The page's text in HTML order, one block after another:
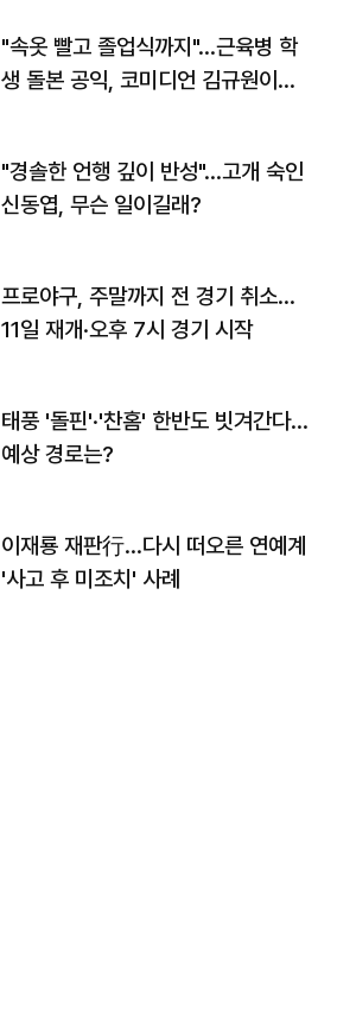
"속옷 빨고 졸업식까지"…근육병 학
생 돌본 공익, 코미디언 김규원이었
"경솔한 언행 깊이 반성"…고개 숙인
신동엽, 무슨 일이길래?
프로야구, 주말까지 전 경기 취소…
11일 재개·오후 7시 경기 시작
태풍 '돌핀'·'찬홈' 한반도 빗겨간다…
예상 경로는?
이재룡 재판行…다시 떠오른 연예계
'사고 후 미조치' 사례